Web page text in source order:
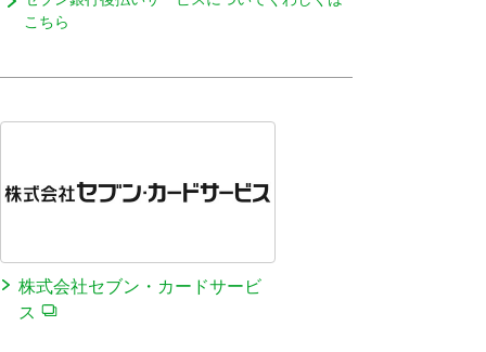
こちら
株式会社セブン・カードサービ
ス